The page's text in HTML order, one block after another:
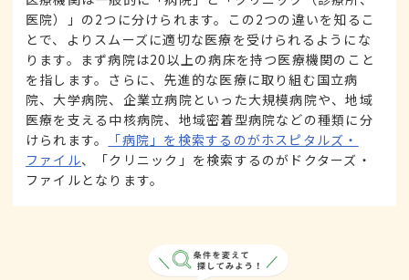
医院）」の2つに分けられます。この2つの違いを知るこ
とで、よりスムーズに適切な医療を受けられるようにな
ります。まず病院は20以上の病床を持つ医療機関のこと
を指します。さらに、先進的な医療に取り組む国立病
院、大学病院、企業立病院といった大規模病院や、地域
医療を支える中核病院、地域密着型病院などの種類に分
けられます。
「病院」を検索するのがホスピタルズ・
ファイル、「クリニック」を検索するのがドクターズ・
ファイルとなります。